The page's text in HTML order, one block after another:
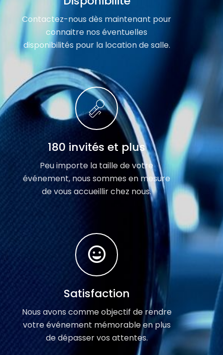
Contactez-nous dès maintenant pour
connaitre nos éventuelles
disponibilités pour la location de salle.
180 invités et plus
Peu importe la taille de votre
événement, nous sommes en mesure
de vous accueillir chez nous.
Satisfaction
Nous avons comme objectif de rendre
votre événement mémorable en plus
de dépasser vos attentes.